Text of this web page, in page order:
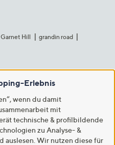
Garnet Hill
grandin road
Erlebnis
wenn du damit
mit
technische & profilbildende
zu Analyse- &
auslesen. Wir nutzen diese für